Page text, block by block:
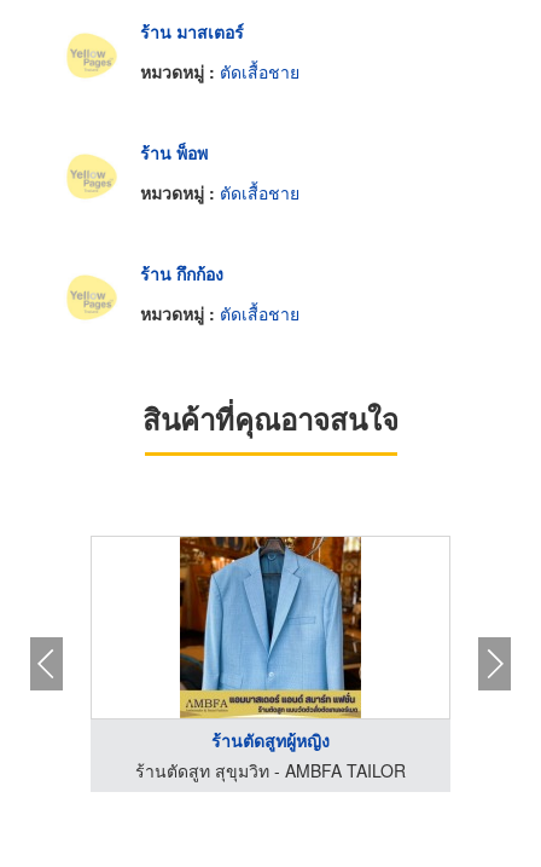
ร้าน มาสเตอร์
หมวดหมู่ : ตัดเสื้อชาย
ร้าน พ็อพ
หมวดหมู่ : ตัดเสื้อชาย
ร้าน กึกก้อง
หมวดหมู่ : ตัดเสื้อชาย
สินค้าที่คุณอาจสนใจ
ร้านตัดสูทผู้หญิง
ร้านตัดสูท สุขุมวิท - AMBFA TAILOR